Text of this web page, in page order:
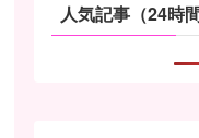
人気記事（24時間